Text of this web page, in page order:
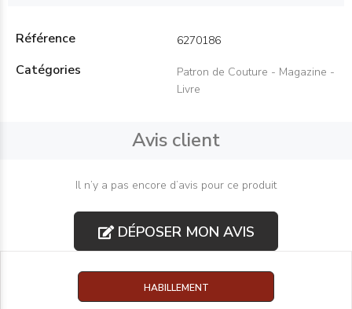
Référence 6270186
Catégories
Patron de Couture - Magazine -
Livre
Avis client
Il n’y a pas encore d’avis pour ce produit
DÉPOSER MON AVIS
HABILLEMENT